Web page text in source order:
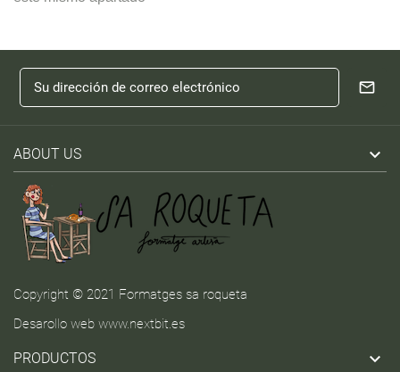
ABOUT US 
Copyright © 2021 Formatges sa roqueta
Desarollo web www.nextbit.es
PRODUCTOS 